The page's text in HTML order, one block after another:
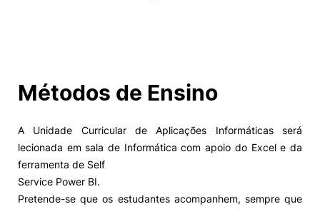
II&D e Empresas
Ação Social
Alumni
Métodos de Ensino
A Unidade Curricular de Aplicações Informáticas será
lecionada em sala de Informática com apoio do Excel e da
ferramenta de Self
Service Power BI.
Pretende-se que os estudantes acompanhem, sempre que